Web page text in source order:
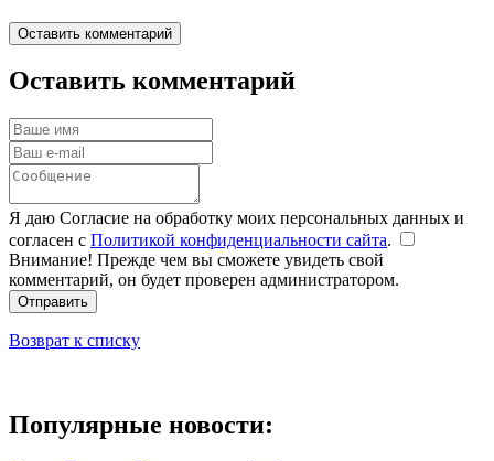
Оставить комментарий
Оставить комментарий
Я даю Согласие на обработку моих персональных данных и
согласен с Политикой конфиденциальности сайта.
Внимание! Прежде чем вы сможете увидеть свой
комментарий, он будет проверен администратором.
Отправить
Возврат к списку
Популярные новости: